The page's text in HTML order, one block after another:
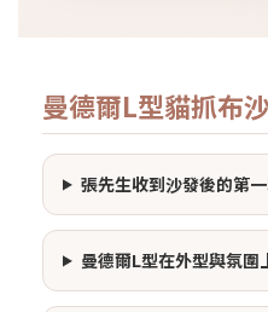
曼德爾L型貓抓布
張先生收到沙發後的第
曼德爾L型在外型與氛圍